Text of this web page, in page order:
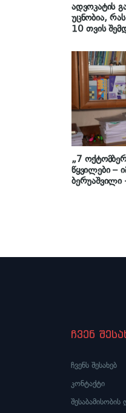
ადვოკატის
უცნობია, რას
10 თვის
„მეტადან“
და
წნეხს
„7
წყვილები –
ბერუაშვილი
ჩვენ
ჩვენს შესახებ
კონტაქტი